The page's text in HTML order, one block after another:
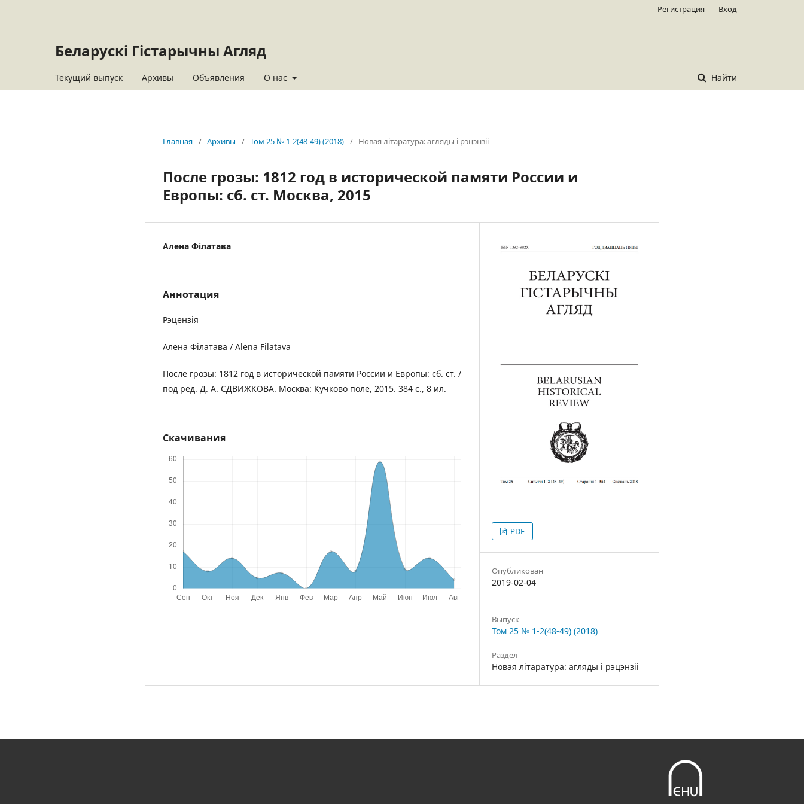
Беларускі Гістарычны Агляд
Текущий выпуск Архивы Объявления О нас Найти
Регистрация Вход
Главная / Архивы / Том 25 № 1-2(48-49) (2018) / Новая літаратура: агляды і рэцэнзіі
После грозы: 1812 год в исторической памяти России и
Европы: сб. ст. Москва, 2015
Алена Філатава
Аннотация
Рэцензія
Алена Філатава / Аlena Filatava
После грозы: 1812 год в исторической памяти России и Европы: сб. ст. /
под ред. Д. А. СДВИЖКОВА. Москва: Кучково поле, 2015. 384 с., 8 ил.
Скачивания
PDF
Опубликован
2019-02-04
Выпуск
Том 25 № 1-2(48-49) (2018)
Раздел
Новая літаратура: агляды і рэцэнзіі